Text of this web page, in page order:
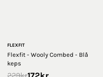
FLEXFIT
Flexfit - Wooly Combed - Blå
keps